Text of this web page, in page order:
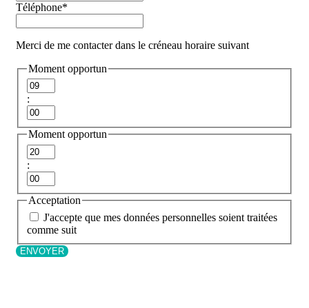
Téléphone*
Merci de me contacter dans le créneau horaire suivant
Moment opportun
Heures
:
Minutes
Moment opportun
Heures
:
Minutes
Acceptation
J'accepte que mes données personnelles soient traitées
comme suit